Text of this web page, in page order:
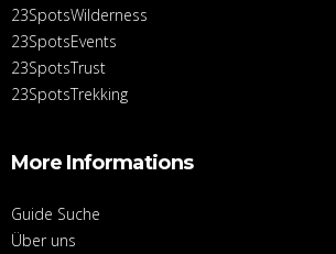
23SpotsWilderness
23SpotsEvents
23SpotsTrust
23SpotsTrekking
More Informations
Guide Suche
Über uns